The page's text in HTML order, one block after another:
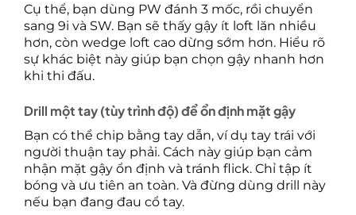
Cụ thể, bạn dùng PW đánh 3 mốc, rồi chuyển
sang 9i và SW. Bạn sẽ thấy gậy ít loft lăn nhiều
hơn, còn wedge loft cao dừng sớm hơn. Hiểu rõ
sự khác biệt này giúp bạn chọn gậy nhanh hơn
khi thi đấu.
Drill một tay (tùy trình độ) để ổn định mặt gậy
Bạn có thể chip bằng tay dẫn, ví dụ tay trái với
người thuận tay phải. Cách này giúp bạn cảm
nhận mặt gậy ổn định và tránh flick. Chỉ tập ít
bóng và ưu tiên an toàn. Và đừng dùng drill này
nếu bạn đang đau cổ tay.